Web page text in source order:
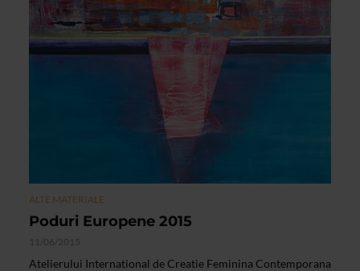
ALTE MATERIALE
Poduri Europene 2015
11/06/2015
Atelierului International de Creatie Feminina Contemporana